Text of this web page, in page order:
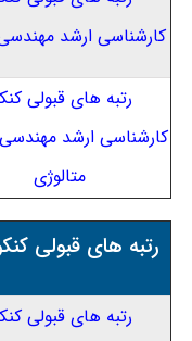
کارشناسی ارشد
رتبه های قبولی
کارشناسی ارشد
متالوژی
رتبه های قبولی
رتبه های قبولی